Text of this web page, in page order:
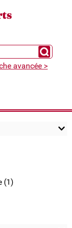
Chercher
avancée >
(1)